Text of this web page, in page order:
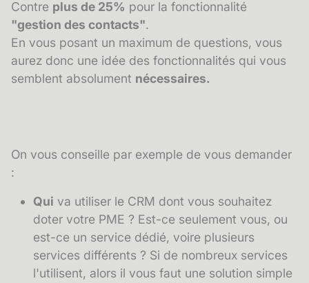
Contre plus de 25% pour la fonctionnalité
"gestion des contacts".
En vous posant un maximum de questions, vous
aurez donc une idée des fonctionnalités qui vous
semblent absolument nécessaires.
On vous conseille par exemple de vous demander
:
Qui va utiliser le CRM dont vous souhaitez
doter votre PME ? Est-ce seulement vous, ou
est-ce un service dédié, voire plusieurs
services différents ? Si de nombreux services
l'utilisent, alors il vous faut une solution simple